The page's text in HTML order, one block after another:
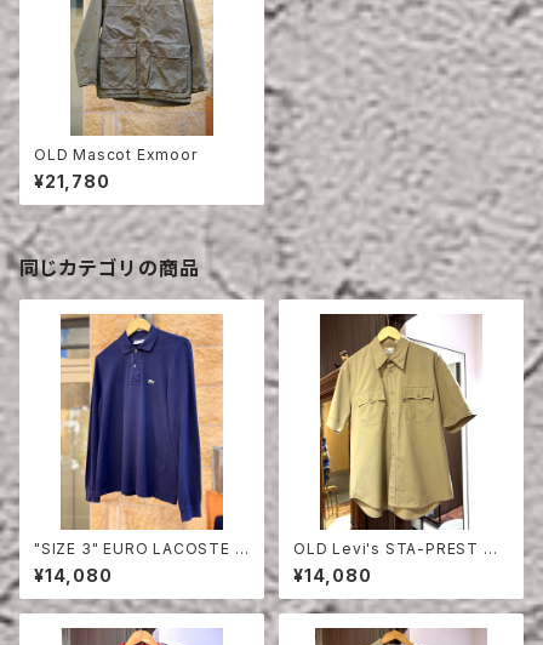
OLD Mascot Exmoor
¥21,780
同じカテゴリの商品
"SIZE 3" EURO LACOSTE P
OLO SHIRT LONG SLEEVE
¥14,080
OLD Levi's STA-PREST HA
LF SLEEVE SHIRT
¥14,080